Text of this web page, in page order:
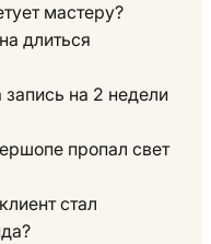
мастеру?
длиться
на 2 недели
пропал свет
стал